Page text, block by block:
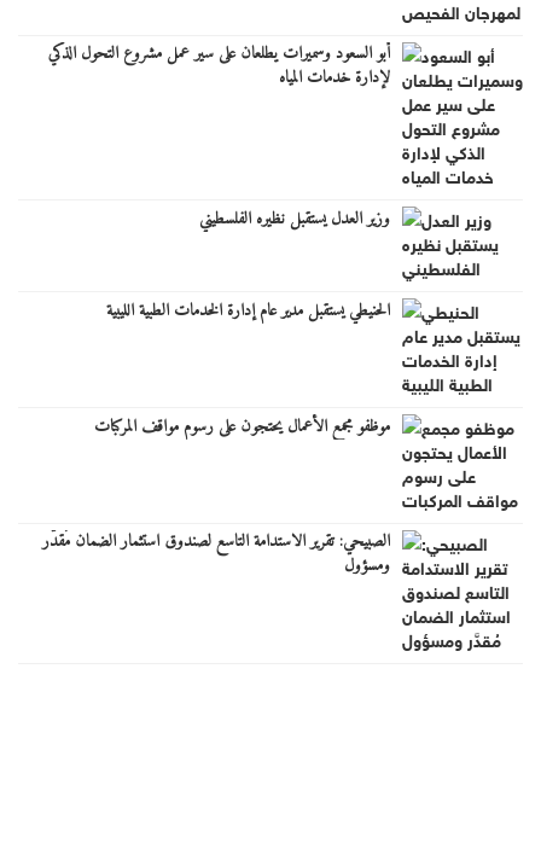
أبو السعود وسميرات يطلعان على سير عمل مشروع التحول الذكي
لإدارة خدمات المياه
وزير العدل يستقبل نظيره الفلسطيني
الحنيطي يستقبل مدير عام إدارة الخدمات الطبية الليبية
موظفو مجمع الأعمال يحتجون على رسوم مواقف المركبات
الصبيحي: تقرير الاستدامة التاسع لصندوق استثمار الضمان مُقدَّر
ومسؤول